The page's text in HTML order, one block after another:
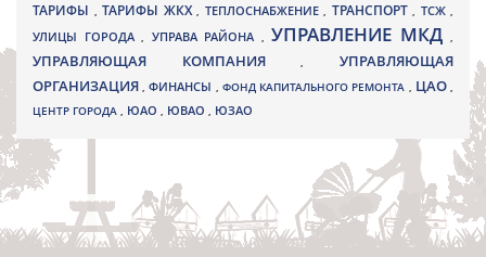
ТАРИФЫ , ТАРИФЫ ЖКХ , ТЕПЛОСНАБЖЕНИЕ , ТРАНСПОРТ , ТСЖ ,
УЛИЦЫ ГОРОДА , УПРАВА РАЙОНА , УПРАВЛЕНИЕ МКД ,
УПРАВЛЯЮЩАЯ КОМПАНИЯ,УПРАВЛЯЮЩАЯ
ОРГАНИЗАЦИЯ,ФИНАНСЫ , ФОНД КАПИТАЛЬНОГО РЕМОНТА , ЦАО,
ЦЕНТР ГОРОДА , ЮАО , ЮВАО , ЮЗАО